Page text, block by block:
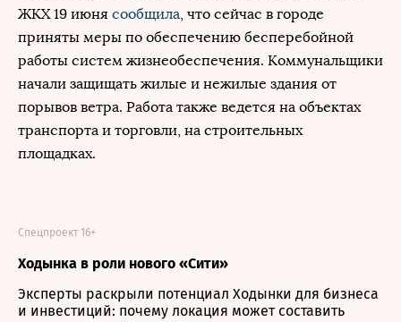
ЖКХ 19 июня сообщила, что сейчас в городе
приняты меры по обеспечению бесперебойной
работы систем жизнеобеспечения. Коммунальщики
начали защищать жилые и нежилые здания от
порывов ветра. Работа также ведется на объектах
транспорта и торговли, на строительных
площадках.
Ходынка в роли нового «Сити»
Спецпроект 16+
Эксперты раскрыли потенциал Ходынки для бизнеса
и инвестиций: почему локация может составить